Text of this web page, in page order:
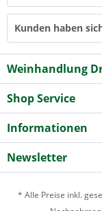
Kunden haben
Weinhandlung
Shop Service
Informationen
Newsletter
* Alle Preise inkl.